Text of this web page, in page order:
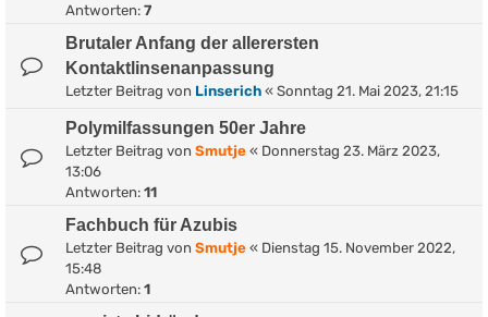
Antworten: 7
Brutaler Anfang der allerersten
Kontaktlinsenanpassung
Letzter Beitrag von Linserich « Sonntag 21. Mai 2023, 21:15
Polymilfassungen 50er Jahre
Letzter Beitrag von Smutje « Donnerstag 23. März 2023,
13:06
Antworten: 11
Fachbuch für Azubis
Letzter Beitrag von Smutje « Dienstag 15. November 2022,
15:48
Antworten: 1